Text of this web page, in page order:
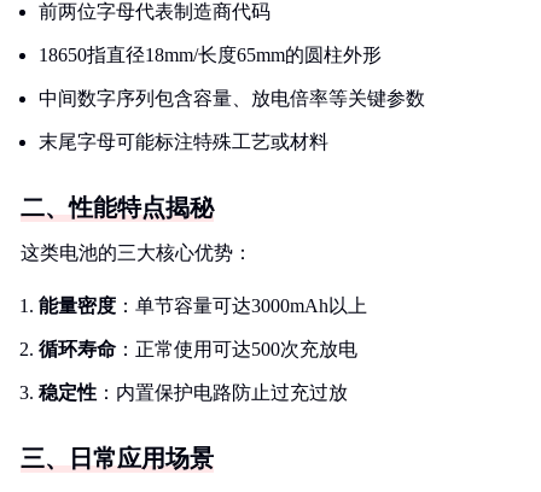
前两位字母代表制造商代码
18650指直径18mm/长度65mm的圆柱外形
中间数字序列包含容量、放电倍率等关键参数
末尾字母可能标注特殊工艺或材料
二、性能特点揭秘
这类电池的三大核心优势：
能量密度 ：单节容量可达3000mAh以上
循环寿命 ：正常使用可达500次充放电
稳定性 ：内置保护电路防止过充过放
三、日常应用场景